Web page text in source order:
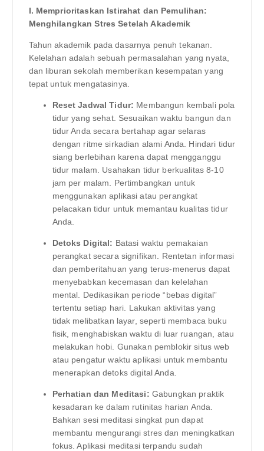
I. Memprioritaskan Istirahat dan Pemulihan:
Menghilangkan Stres Setelah Akademik
Tahun akademik pada dasarnya penuh tekanan.
Kelelahan adalah sebuah permasalahan yang nyata,
dan liburan sekolah memberikan kesempatan yang
tepat untuk mengatasinya.
Reset Jadwal Tidur: Membangun kembali pola
tidur yang sehat. Sesuaikan waktu bangun dan
tidur Anda secara bertahap agar selaras
dengan ritme sirkadian alami Anda. Hindari tidur
siang berlebihan karena dapat mengganggu
tidur malam. Usahakan tidur berkualitas 8-10
jam per malam. Pertimbangkan untuk
menggunakan aplikasi atau perangkat
pelacakan tidur untuk memantau kualitas tidur
Anda.
Detoks Digital: Batasi waktu pemakaian
perangkat secara signifikan. Rentetan informasi
dan pemberitahuan yang terus-menerus dapat
menyebabkan kecemasan dan kelelahan
mental. Dedikasikan periode “bebas digital”
tertentu setiap hari. Lakukan aktivitas yang
tidak melibatkan layar, seperti membaca buku
fisik, menghabiskan waktu di luar ruangan, atau
melakukan hobi. Gunakan pemblokir situs web
atau pengatur waktu aplikasi untuk membantu
menerapkan detoks digital Anda.
Perhatian dan Meditasi: Gabungkan praktik
kesadaran ke dalam rutinitas harian Anda.
Bahkan sesi meditasi singkat pun dapat
membantu mengurangi stres dan meningkatkan
fokus. Aplikasi meditasi terpandu sudah